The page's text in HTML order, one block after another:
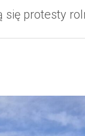
protesty